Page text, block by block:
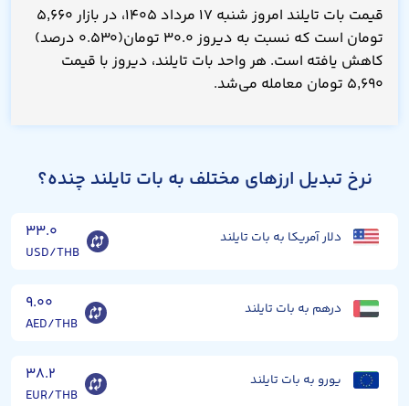
قیمت بات تایلند امروز شنبه ۱۷ مرداد ۱۴۰۵، در بازار ۵,۶۶۰
تومان است که نسبت به دیروز ۳۰.۰ تومان(۰.۵۳۰ درصد)
کاهش یافته است. هر واحد بات تایلند، دیروز با قیمت
۵,۶۹۰ تومان معامله می‌شد.
نرخ تبدیل ارزهای مختلف به بات تایلند چنده؟
دلار آمریکا به بات تایلند ۳۳.۰
USD/THB
درهم به بات تایلند ۹.۰۰
AED/THB
یورو به بات تایلند ۳۸.۲
EUR/THB